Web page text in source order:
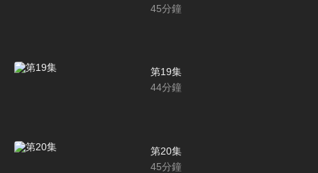
45分鐘
第19集
44分鐘
第20集
45分鐘